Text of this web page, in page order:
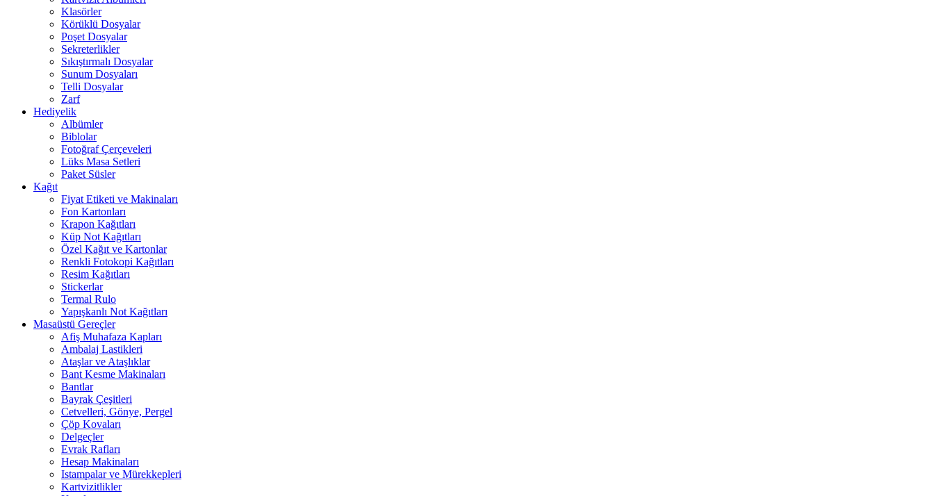
Klasörler
Körüklü Dosyalar
Poşet Dosyalar
Sekreterlikler
Sıkıştırmalı Dosyalar
Sunum Dosyaları
Telli Dosyalar
Zarf
Hediyelik
Albümler
Biblolar
Fotoğraf Çerçeveleri
Lüks Masa Setleri
Paket Süsler
Kağıt
Fiyat Etiketi ve Makinaları
Fon Kartonları
Krapon Kağıtları
Küp Not Kağıtları
Özel Kağıt ve Kartonlar
Renkli Fotokopi Kağıtları
Resim Kağıtları
Stickerlar
Termal Rulo
Yapışkanlı Not Kağıtları
Masaüstü Gereçler
Afiş Muhafaza Kapları
Ambalaj Lastikleri
Ataşlar ve Ataşlıklar
Bant Kesme Makinaları
Bantlar
Bayrak Çeşitleri
Cetvelleri, Gönye, Pergel
Çöp Kovaları
Delgeçler
Evrak Rafları
Hesap Makinaları
Istampalar ve Mürekkepleri
Kartvizitlikler